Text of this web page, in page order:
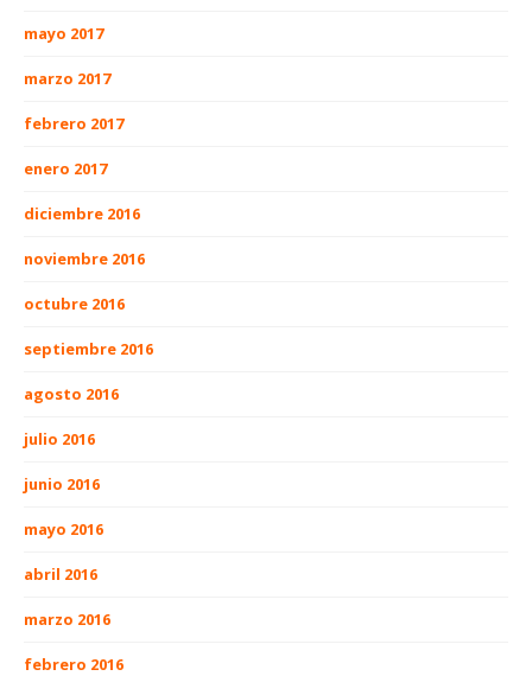
mayo 2017
marzo 2017
febrero 2017
enero 2017
diciembre 2016
noviembre 2016
octubre 2016
septiembre 2016
agosto 2016
julio 2016
junio 2016
mayo 2016
abril 2016
marzo 2016
febrero 2016